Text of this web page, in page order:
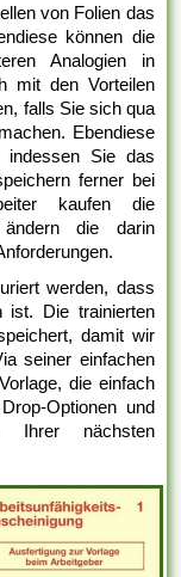
von Folien das
können die
Analogien in
mit den Vorteilen
falls Sie sich qua
Ebendiese
indessen Sie das
ferner bei
kaufen die
ändern die darin
werden, dass
ist. Die trainierten
damit wir
seiner einfachen
die einfach
Optionen und
Ihrer nächsten